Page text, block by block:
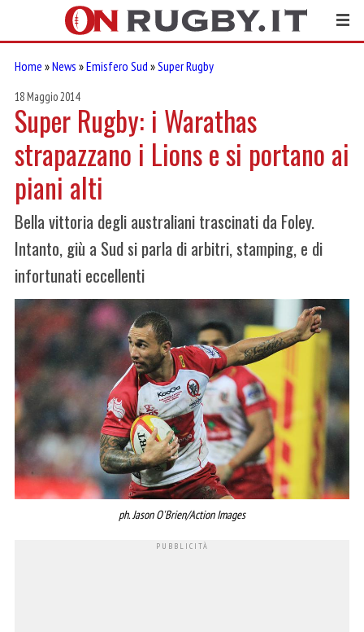
Home »News »Emisfero Sud »Super Rugby
18 Maggio 2014
Super Rugby: i Warathas
strapazzano i Lions e si portano ai
piani alti
Bella vittoria degli australiani trascinati da Foley.
Intanto, giù a Sud si parla di arbitri, stamping, e di
infortunati eccellenti
ph. Jason O'Brien/Action Images